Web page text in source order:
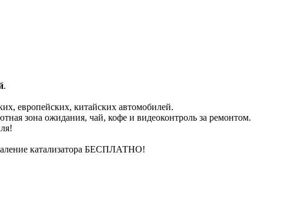
.
европейских, китайских автомобилей.
зона ожидания, чай, кофе и видеоконтроль за ремонтом.
катализатора БЕСПЛАТНО!